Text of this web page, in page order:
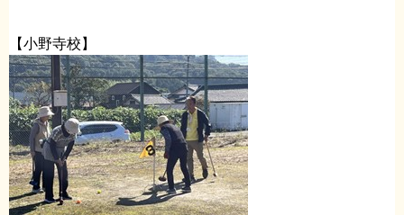
【小野寺校】